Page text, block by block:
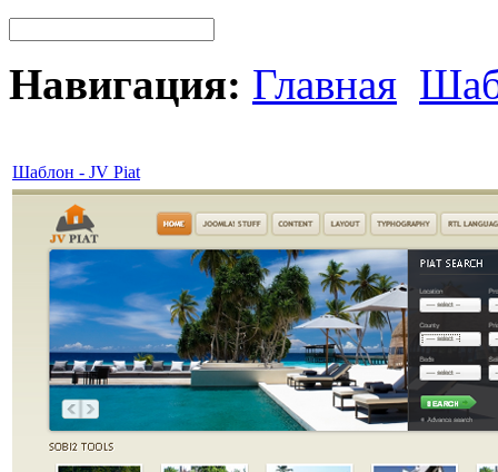
Навигация: Главная
Шаблон - JV Piat